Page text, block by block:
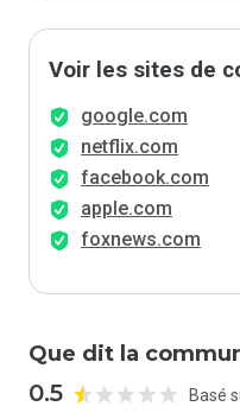
Voir les sites de
google.com
netflix.com
facebook.com
apple.com
foxnews.com
Que dit la
0.5 Basé